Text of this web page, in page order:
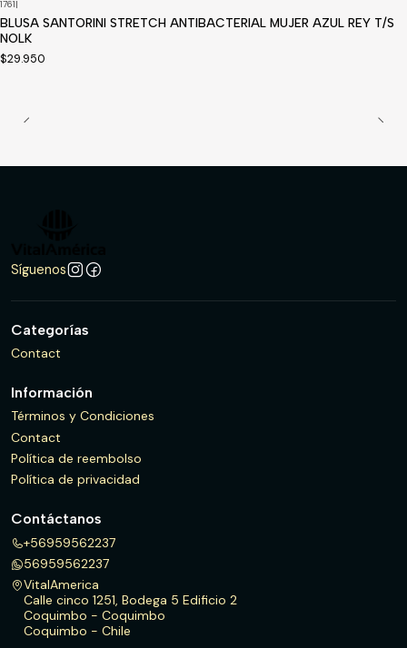
1761|
BLUSA SANTORINI STRETCH ANTIBACTERIAL MUJER AZUL REY T/S
NOLK
$29.950
Síguenos
Categorías
Contact
Información
Términos y Condiciones
Contact
Política de reembolso
Política de privacidad
Contáctanos
+56959562237
56959562237
VitalAmerica
Calle cinco 1251, Bodega 5 Edificio 2
Coquimbo - Coquimbo
Coquimbo - Chile